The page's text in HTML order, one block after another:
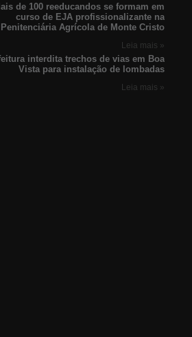
de 100 reeducandos se formam em
curso de EJA profissionalizante na
Penitenciária Agrícola de Monte Cristo
Leia mais »
interdita trechos de vias em Boa
Vista para instalação de lombadas
Leia mais »